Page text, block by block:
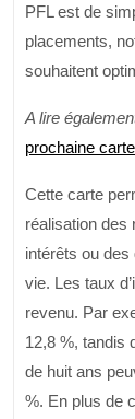
PFL est de
placements,
souhaitent
A lire
prochaine
Cette carte
réalisation des
intérêts ou
vie. Les taux
revenu. Par
12,8 %, tandis
de huit ans
%. En plus de